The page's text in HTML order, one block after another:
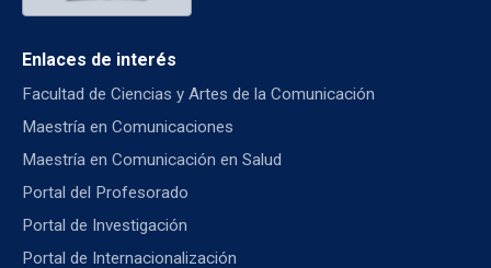
Enlaces de interés
Facultad de Ciencias y Artes de la Comunicación
Maestría en Comunicaciones
Maestría en Comunicación en Salud
Portal del Profesorado
Portal de Investigación
Portal de Internacionalización